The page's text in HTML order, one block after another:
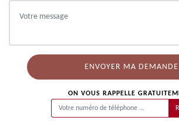
ON VOUS RAPPELLE